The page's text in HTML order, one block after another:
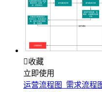
收藏
立即使用
运营流程图_需求流程